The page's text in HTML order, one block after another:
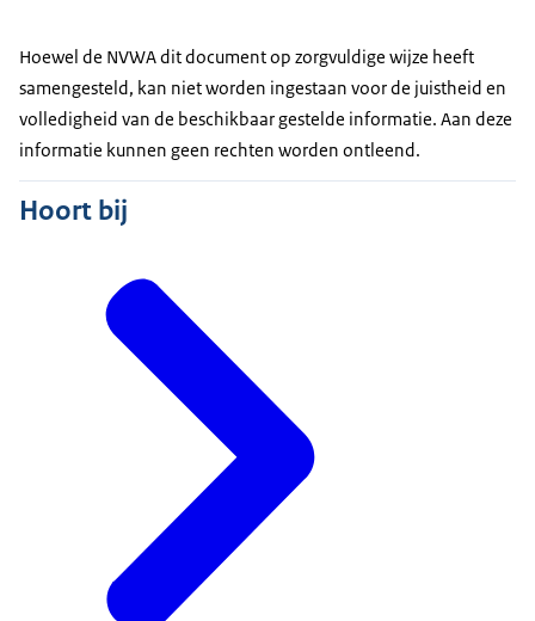
Hoewel de NVWA dit document op zorgvuldige wijze heeft
samengesteld, kan niet worden ingestaan voor de juistheid en
volledigheid van de beschikbaar gestelde informatie. Aan deze
informatie kunnen geen rechten worden ontleend.
Hoort bij